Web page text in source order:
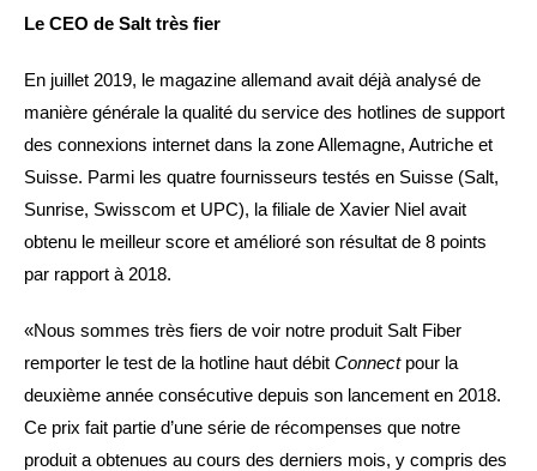
Le CEO de Salt très fier
En juillet 2019, le magazine allemand avait déjà analysé de
manière générale la qualité du service des hotlines de support
des connexions internet dans la zone Allemagne, Autriche et
Suisse. Parmi les quatre fournisseurs testés en Suisse (Salt,
Sunrise, Swisscom et UPC), la filiale de Xavier Niel avait
obtenu le meilleur score et amélioré son résultat de 8 points
par rapport à 2018.
«Nous sommes très fiers de voir notre produit Salt Fiber
remporter le test de la hotline haut débit Connectpour la
deuxième année consécutive depuis son lancement en 2018.
Ce prix fait partie d’une série de récompenses que notre
produit a obtenues au cours des derniers mois, y compris des